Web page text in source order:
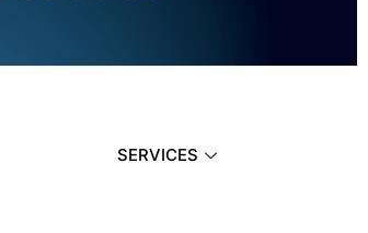
SERVICES